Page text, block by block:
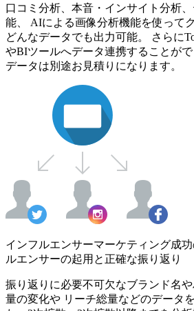
口コミ分析、本音・インサイト分析
能、 AIによる画像分析機能を使って
どんなデータでも出力可能。 さらに
やBIツールへデータ連携することが
データは別途お見積りになります。
インフルエンサーマーケティング成
ルエンサーの起用と正確な振り返り
振り返りに必要不可欠なブランド名
量の変化や リーチ総量などのデータ